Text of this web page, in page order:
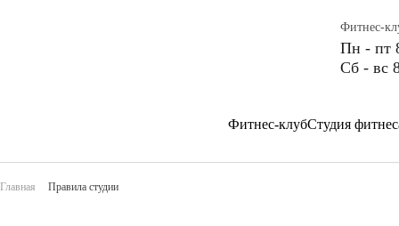
Фитнес-
Пн - пт
Сб - вс
Фитнес-клубСтудия
Главная Правила студии